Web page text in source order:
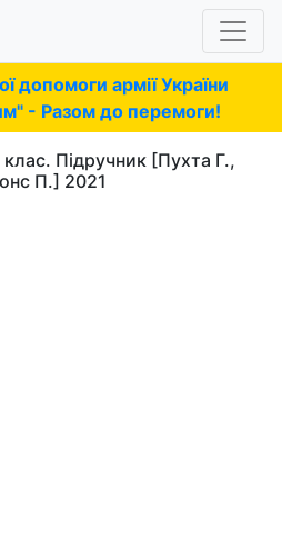
допомоги армії України
- Разом до перемоги!
Підручник [Пухта Г.,
П.] 2021